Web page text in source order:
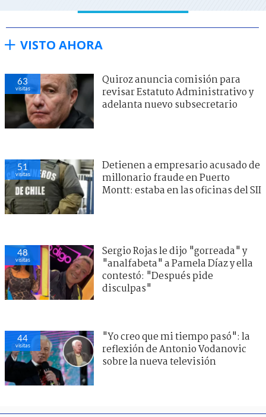
VISTO AHORA
63
visitas
Quiroz anuncia comisión para
revisar Estatuto Administrativo y
adelanta nuevo subsecretario
51
visitas
Detienen a empresario acusado de
millonario fraude en Puerto
Montt: estaba en las oficinas del SII
48
visitas
Sergio Rojas le dijo "gorreada" y
"analfabeta" a Pamela Díaz y ella
contestó: "Después pide
disculpas"
44
visitas
"Yo creo que mi tiempo pasó": la
reflexión de Antonio Vodanovic
sobre la nueva televisión